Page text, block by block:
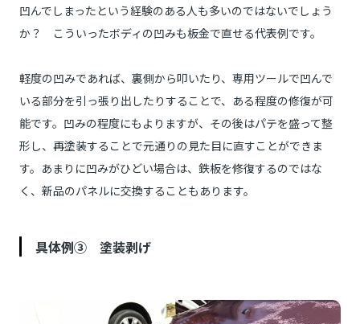
凹んでしまったという経験のある人も多いのではないでしょう
か？ こういったボディの凹みも板金で直せる代表例です。
軽度の凹みであれば、裏側から叩いたり、専用ツールで凹んで
いる部分を引っ張り出したりすることで、ある程度の修復が可
能です。凹みの程度にもよりますが、その後はパテを盛って整
形し、再塗装することで元通りの見た目に直すことができま
す。あまりに凹みがひどい場合は、鉄板を修復するのではな
く、新品のパネルに交換することもあります。
具体例③ 塗装剥げ